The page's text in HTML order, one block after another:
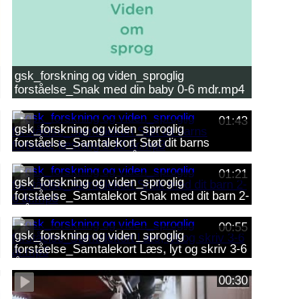
gsk_forskning og viden_sproglig
forståelse_Snak med din baby 0-6 mdr.mp4
01:43
gsk_forskning og viden_sproglig
forståelse_Samtalekort Støt dit barns
fortsatte læsning 8-10 år.mp3
01:21
gsk_forskning og viden_sproglig
forståelse_Samtalekort Snak med dit barn 2-
6 år.mp3
00:55
gsk_forskning og viden_sproglig
forståelse_Samtalekort Læs, lyt og skriv 3-6
år.mp3
00:30